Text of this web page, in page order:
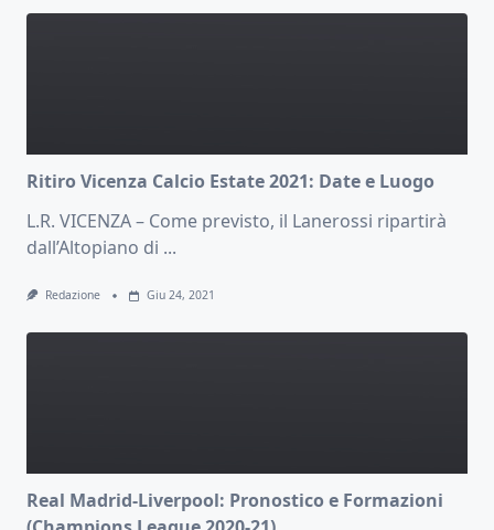
Ritiro Vicenza Calcio Estate 2021: Date e Luogo
L.R. VICENZA – Come previsto, il Lanerossi ripartirà
dall’Altopiano di ...
Redazione Giu 24, 2021
Real Madrid-Liverpool: Pronostico e Formazioni